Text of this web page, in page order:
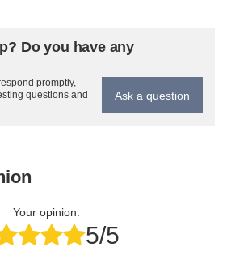
Do you have any
promptly,
questions and
Ask a question
Your opinion:
5/5